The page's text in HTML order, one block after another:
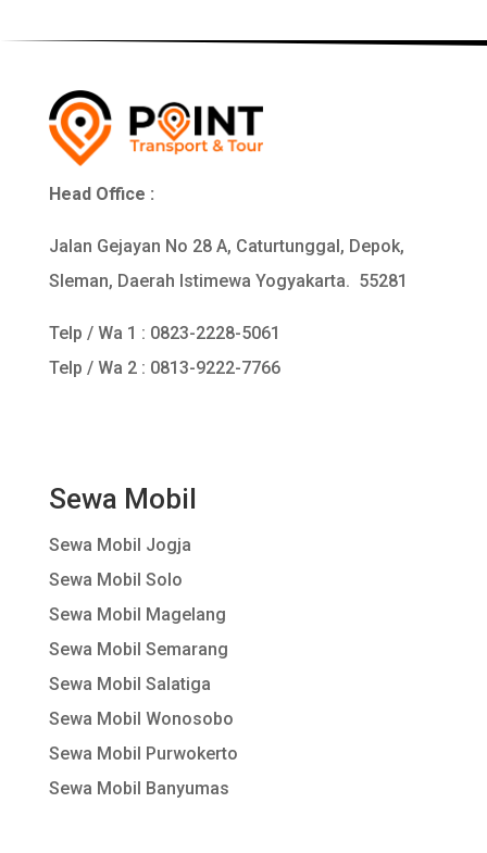
Head Office :
Jalan Gejayan No 28 A, Caturtunggal, Depok,
Sleman, Daerah Istimewa Yogyakarta. 55281
Telp / Wa 1 : 0823-2228-5061
Telp / Wa 2 : 0813-9222-7766
Sewa Mobil
Sewa Mobil Jogja
Sewa Mobil Solo
Sewa Mobil Magelang
Sewa Mobil Semarang
Sewa Mobil Salatiga
Sewa Mobil Wonosobo
Sewa Mobil Purwokerto
Sewa Mobil Banyumas